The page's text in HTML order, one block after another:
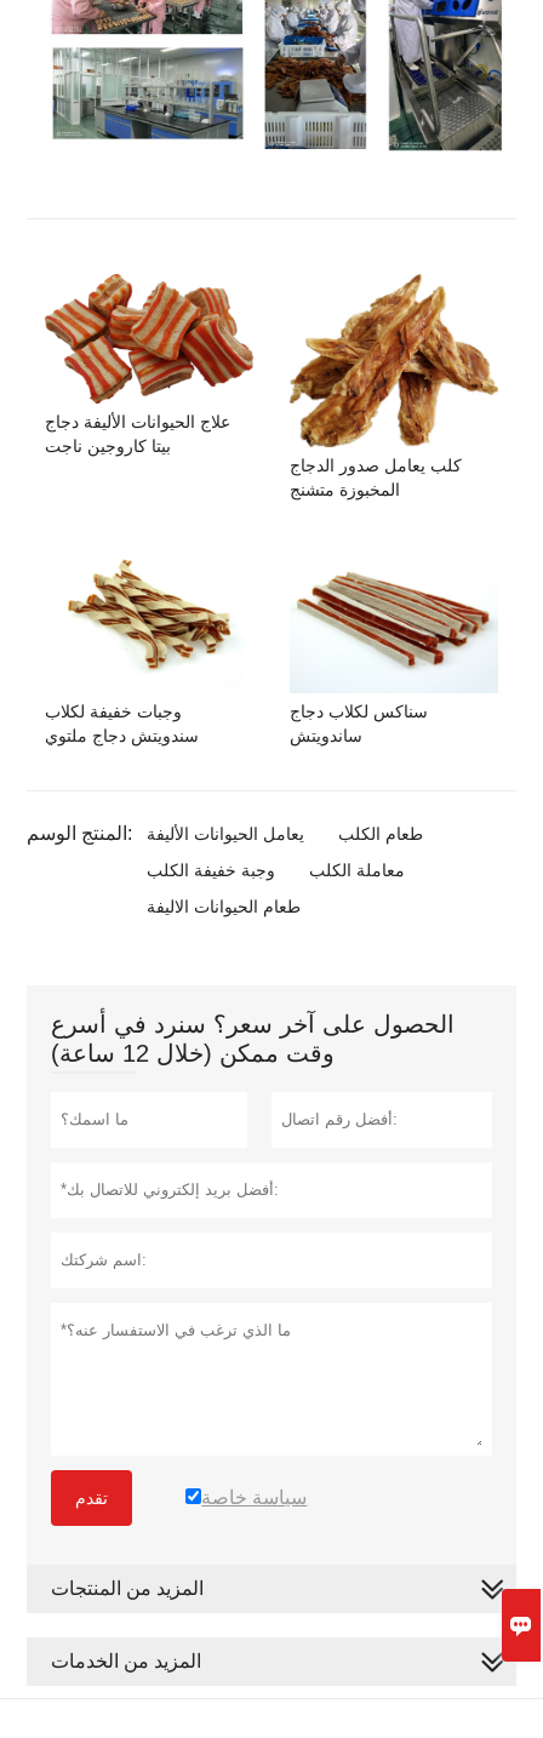

علاج الحيوانات الأليفة دجاج
بيتا كاروجين ناجت
كلب يعامل صدور الدجاج
المخبوزة متشنج
وجبات خفيفة لكلاب
سندويتش دجاج ملتوي
سناكس لكلاب دجاج
ساندويتش
المنتج الوسم: يعامل الحيوانات الأليفة
طعام الكلب
وجبة خفيفة الكلب
معاملة الكلب
طعام الحيوانات الاليفة
الحصول على آخر سعر؟ سنرد في أسرع
وقت ممكن (خلال 12 ساعة)
تقدم سياسة خاصة
المزيد من المنتجات
المزيد من الخدمات